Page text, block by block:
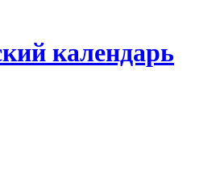
календарь